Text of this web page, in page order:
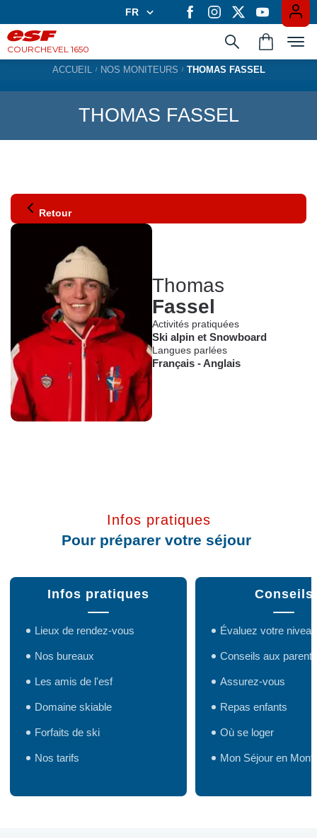
FR
COURCHEVEL 1650
Apprendre en groupe
Expériences
Casiers à ski
ACCUEIL NOS MONITEURS THOMAS FASSEL
THOMAS FASSEL
Retour
Thomas
Fassel
Activités pratiquées
Ski alpin et Snowboard
Langues parlées
Français -Anglais
Infos pratiques
Pour préparer votre séjour
Infos pratiques
Lieux de rendez-vous
Nos bureaux
Les amis de l'esf
Domaine skiable
Forfaits de ski
Nos tarifs
Conseils
Évaluez votre niveau
Conseils aux parents
Assurez-vous
Repas enfants
Où se loger
Mon Séjour en